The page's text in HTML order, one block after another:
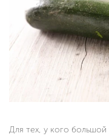
Для тех, у кого